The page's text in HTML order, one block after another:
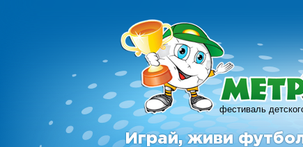
фестиваль
Играй, живи